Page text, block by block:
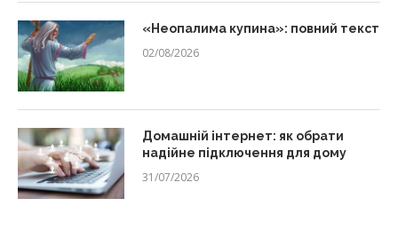
«Неопалима купина»: повний текст
02/08/2026
Домашній інтернет: як обрати
надійне підключення для дому
31/07/2026